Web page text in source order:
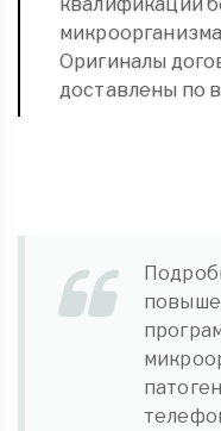
Оригиналы
доставлены по